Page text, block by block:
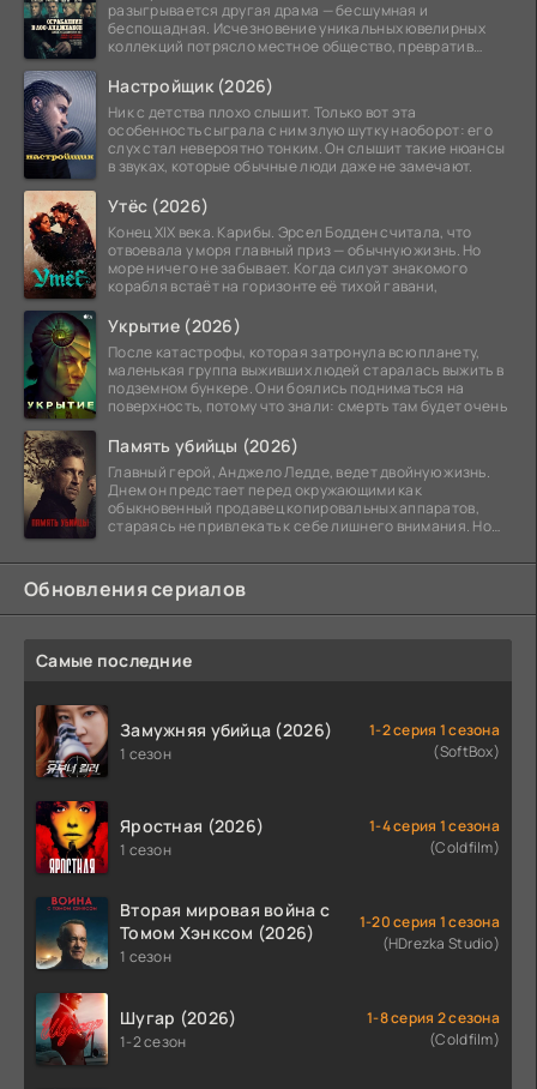
разыгрывается другая драма — бесшумная и
беспощадная. Исчезновение уникальных ювелирных
коллекций потрясло местное общество, превратив
Настройщик (2026)
Ник с детства плохо слышит. Только вот эта
особенность сыграла с ним злую шутку наоборот: его
слух стал невероятно тонким. Он слышит такие нюансы
в звуках, которые обычные люди даже не замечают.
Утёс (2026)
Конец XIX века. Карибы. Эрсел Бодден считала, что
отвоевала у моря главный приз — обычную жизнь. Но
море ничего не забывает. Когда силуэт знакомого
корабля встаёт на горизонте её тихой гавани,
Укрытие (2026)
После катастрофы, которая затронула всю планету,
маленькая группа выживших людей старалась выжить в
подземном бункере. Они боялись подниматься на
поверхность, потому что знали: смерть там будет очень
Память убийцы (2026)
Главный герой, Анджело Ледде, ведет двойную жизнь.
Днем он предстает перед окружающими как
обыкновенный продавец копировальных аппаратов,
стараясь не привлекать к себе лишнего внимания. Но
Обновления сериалов
Самые последние
Замужняя убийца (2026)
1 сезон
1-2 серия 1 сезона
(SoftBox)
Яростная (2026)
1 сезон
1-4 серия 1 сезона
(Coldfilm)
Вторая мировая война с
Томом Хэнксом (2026)
1 сезон
1-20 серия 1 сезона
(HDrezka Studio)
Шугар (2026)
1-2 сезон
1-8 серия 2 сезона
(Coldfilm)